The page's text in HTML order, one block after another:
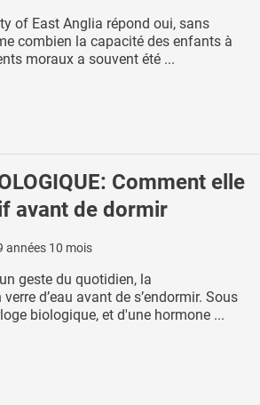
of East Anglia répond oui, sans
combien la capacité des enfants à
moraux a souvent été ...
Comment elle
avant de dormir
années 10 mois
geste du quotidien, la
d’eau avant de s’endormir. Sous
biologique, et d'une hormone ...